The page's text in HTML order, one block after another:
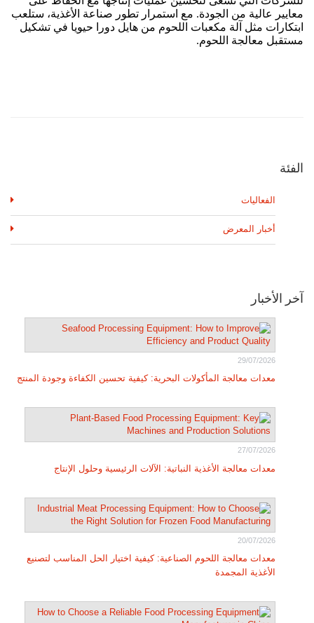
الفئة
الفعاليات
أخبار المعرض
آخر الأخبار
29/07/2026
معدات معالجة المأكولات البحرية: كيفية تحسين الكفاءة وجودة المنتج
27/07/2026
معدات معالجة الأغذية النباتية: الآلات الرئيسية وحلول الإنتاج
20/07/2026
معدات معالجة اللحوم الصناعية: كيفية اختيار الحل المناسب لتصنيع
الأغذية المجمدة